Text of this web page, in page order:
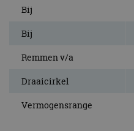
Bij
Bij
Remmen v/a
Draaicirkel
Vermogensrange